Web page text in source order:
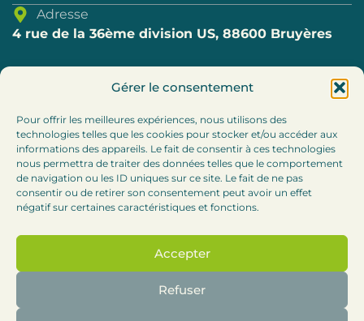
Gérer le consentement
Pour offrir les meilleures expériences, nous utilisons des
technologies telles que les cookies pour stocker et/ou accéder aux
informations des appareils. Le fait de consentir à ces technologies
nous permettra de traiter des données telles que le comportement
de navigation ou les ID uniques sur ce site. Le fait de ne pas
consentir ou de retirer son consentement peut avoir un effet
négatif sur certaines caractéristiques et fonctions.
Accepter
Refuser
Adresse
4 rue de la 36ème division US, 88600 Bruyères
E-mail
accueil@cc-bruyeres.fr
Horaires
8h30-12h (accueil téléphonique l’après-
midi)
Vendredi : 8h30-12h